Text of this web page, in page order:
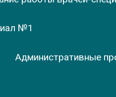
№1
Административные